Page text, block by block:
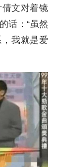
文对着镜
话：“虽然
我就是爱